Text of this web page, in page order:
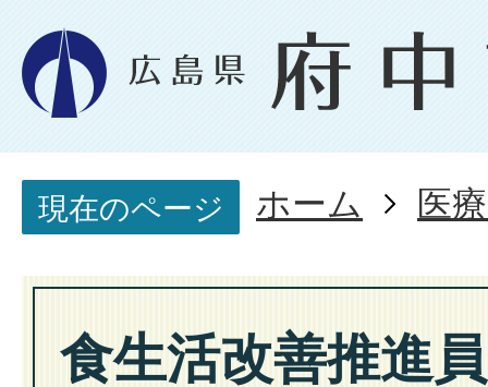
現在のページ ホーム 医
食生活改善推進